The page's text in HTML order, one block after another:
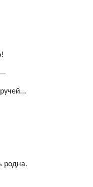
—
родна.